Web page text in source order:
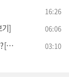
16:26
기] 06:06
] 03:10